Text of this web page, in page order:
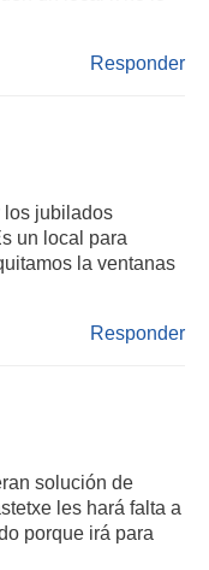
Responder
jubilados
un local para
la ventanas
Responder
solución de
les hará falta a
porque irá para